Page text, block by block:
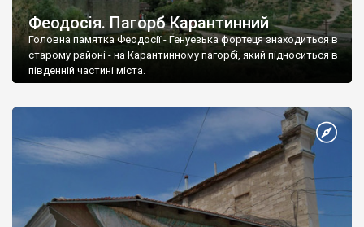
Феодосія. Пагорб Карантинний
Головна памятка Феодосії - Генуезька фортеця знаходиться в
старому районі - на Карантинному пагорбі, який підноситься в
південній частині міста.